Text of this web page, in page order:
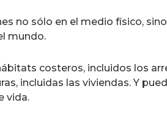
no sólo en el medio físico,
mundo.
costeros, incluidos los
incluidas las viviendas. Y
vida.